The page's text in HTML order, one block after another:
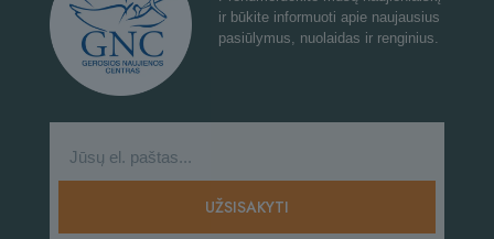
ir būkite informuoti apie naujausius
pasiūlymus, nuolaidas ir renginius.